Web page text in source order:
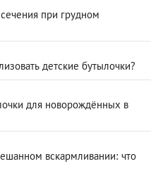
при грудном
детские бутылочки?
для новорождённых в
вскармливании: что